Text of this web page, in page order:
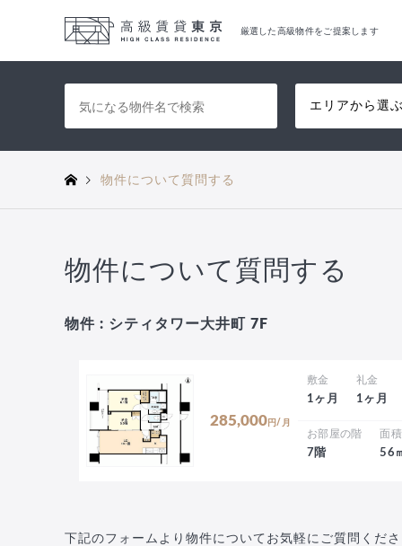
厳選した高級物件をご提案します
エリアから選
物件について質問する
物件について質問する
物件 : シティタワー大井町 7F
285,000 円/月
敷金
1ヶ月
礼金
1ヶ月
お部屋の階
7階
面積
56
下記のフォームより物件についてお気軽にご質問くだ